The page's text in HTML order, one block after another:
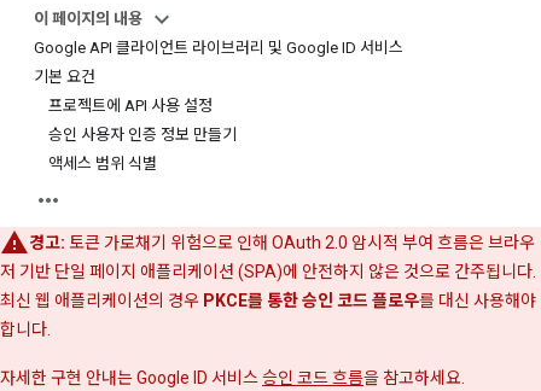
이 페이지의 내용
Google API 클라이언트 라이브러리 및 Google ID 서비스
기본 요건
프로젝트에 API 사용 설정
승인 사용자 인증 정보 만들기
액세스 범위 식별
경고: 토큰 가로채기 위험으로 인해 OAuth 2.0 암시적 부여 흐름은 브라우
저 기반 단일 페이지 애플리케이션 (SPA)에 안전하지 않은 것으로 간주됩니다.
최신 웹 애플리케이션의 경우 PKCE를 통한 승인 코드 플로우를 대신 사용해야
합니다.
자세한 구현 안내는 Google ID 서비스승인 코드 흐름을 참고하세요.